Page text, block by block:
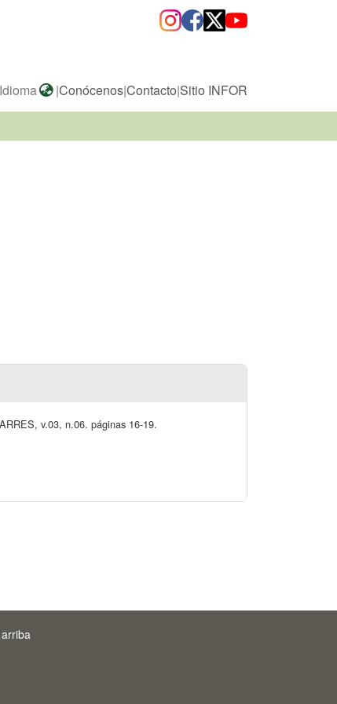
Idioma |Conócenos|Contacto|Sitio INFOR
v.03, n.06. páginas 16-19.